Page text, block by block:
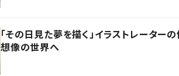
「その日見た夢を描く」イラストレータ
想像の世界へ